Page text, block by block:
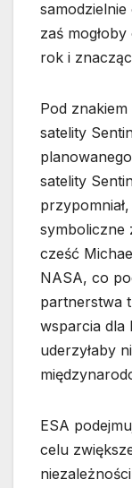
zaś
rok i
Pod
satelity
satelity
symboliczne
cześć
NASA, co
partnerstwa
wsparcia dla
uderzyłaby
ESA
celu